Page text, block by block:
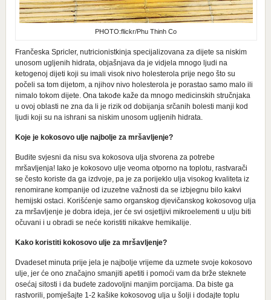
PHOTO:flickr/Phu Thinh Co
Frančeska Spricler, nutricionistkinja specijalizovana za dijete sa niskim
unosom ugljenih hidrata, objašnjava da je vidjela mnogo ljudi na
ketogenoj dijeti koji su imali visok nivo holesterola prije nego što su
počeli sa tom dijetom, a njihov nivo holesterola je porastao samo malo ili
nimalo tokom dijete. Ona takođe kaže da mnogo medicinskih stručnjaka
u ovoj oblasti ne zna da li je rizik od dobijanja srčanih bolesti manji kod
ljudi koji su na ishrani sa niskim unosom ugljenih hidrata.
Koje je kokosovo ulje najbolje za mršavljenje?
Budite svjesni da nisu sva kokosova ulja stvorena za potrebe
mršavljenja! Iako je kokosovo ulje veoma otporno na toplotu, rastvarači
se često koriste da ga izdvoje, pa je za porijeklo ulja visokog kvaliteta iz
renomirane kompanije od izuzetne važnosti da se izbjegnu bilo kakvi
hemijski ostaci. Korišćenje samo organskog djevičanskog kokosovog ulja
za mršavljenje je dobra ideja, jer će svi osjetljivi mikroelementi u ulju biti
očuvani i u obradi se neće koristiti nikakve hemikalije.
Kako koristiti kokosovo ulje za mršavljenje?
Dvadeset minuta prije jela je najbolje vrijeme da uzmete svoje kokosovo
ulje, jer će ono značajno smanjiti apetiti i pomoći vam da brže steknete
osećaj sitosti i da budete zadovoljni manjim porcijama. Da biste ga
rastvorili, pomješajte 1-2 kašike kokosovog ulja u šolji i dodajte toplu